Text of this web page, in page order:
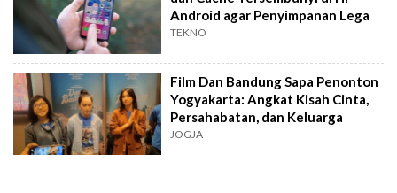
Android agar Penyimpanan Lega
TEKNO
Film Dan Bandung Sapa Penonton
Yogyakarta: Angkat Kisah Cinta,
Persahabatan, dan Keluarga
JOGJA